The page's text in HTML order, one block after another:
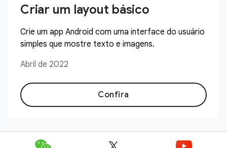
Criar um layout básico
Crie um app Android com uma interface do usuário
simples que mostre texto e imagens.
Abril de 2022
Confira